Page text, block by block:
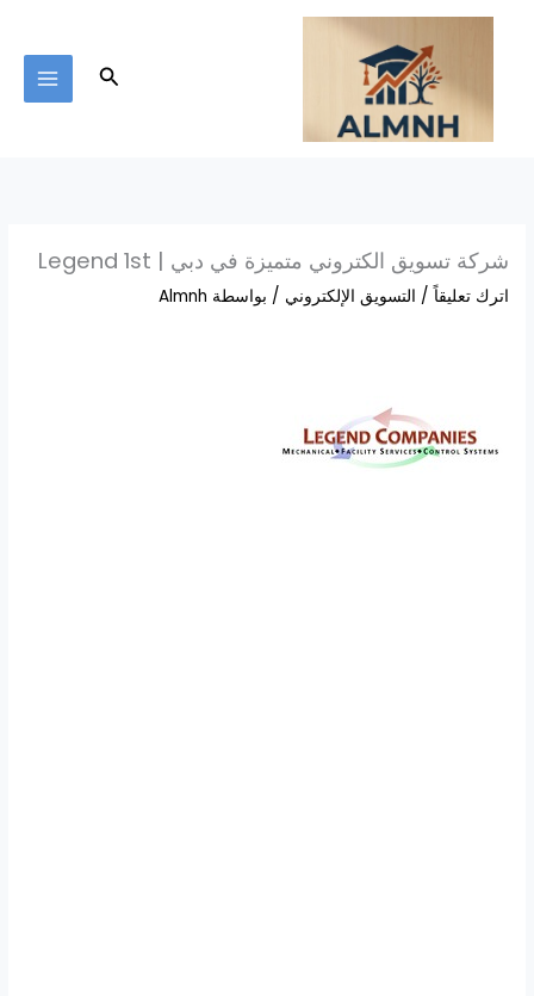
تخطي
البحث
شركة تسويق الكتروني متميزة في دبي | Legend 1st
اترك تعليقاً / التسويق الإلكتروني / بواسطة Almnh